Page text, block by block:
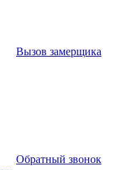
Вызов замерщика
Обратный звонок